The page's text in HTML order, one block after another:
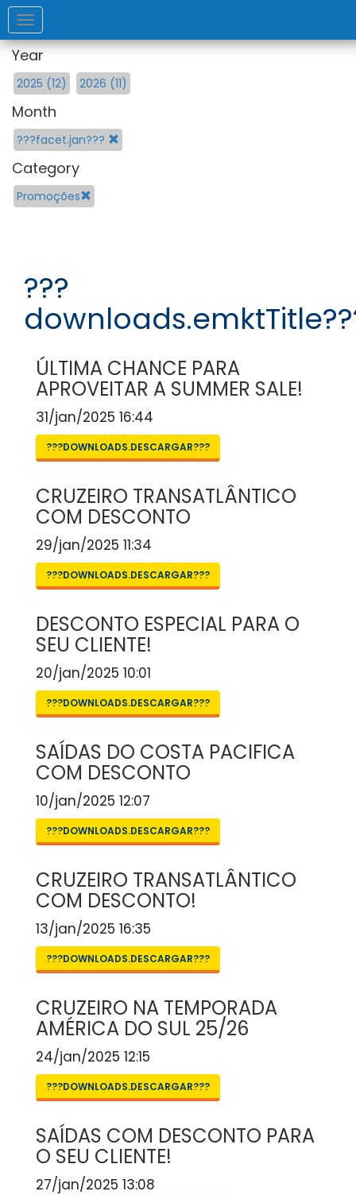
Toggle
navigation
Year
2025 (12) 2026 (11)
Month
???facet.jan???
Category
Promoções
???
ÚLTIMA CHANCE PARA
APROVEITAR A SUMMER SALE!
31/jan/2025 16:44
???DOWNLOADS.DESCARGAR???
CRUZEIRO TRANSATLÂNTICO
COM DESCONTO
29/jan/2025 11:34
???DOWNLOADS.DESCARGAR???
DESCONTO ESPECIAL PARA O
SEU CLIENTE!
20/jan/2025 10:01
???DOWNLOADS.DESCARGAR???
SAÍDAS DO COSTA PACIFICA
COM DESCONTO
10/jan/2025 12:07
???DOWNLOADS.DESCARGAR???
CRUZEIRO TRANSATLÂNTICO
COM DESCONTO!
13/jan/2025 16:35
???DOWNLOADS.DESCARGAR???
CRUZEIRO NA TEMPORADA
AMÉRICA DO SUL 25/26
24/jan/2025 12:15
???DOWNLOADS.DESCARGAR???
SAÍDAS COM DESCONTO PARA
O SEU CLIENTE!
27/jan/2025 13:08